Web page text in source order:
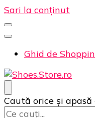
Sari la conținut
Ghid de
Shoes.Store.ro ❤️
Incaltaminte online
Cauți
ceva?
Caută orice și apasă